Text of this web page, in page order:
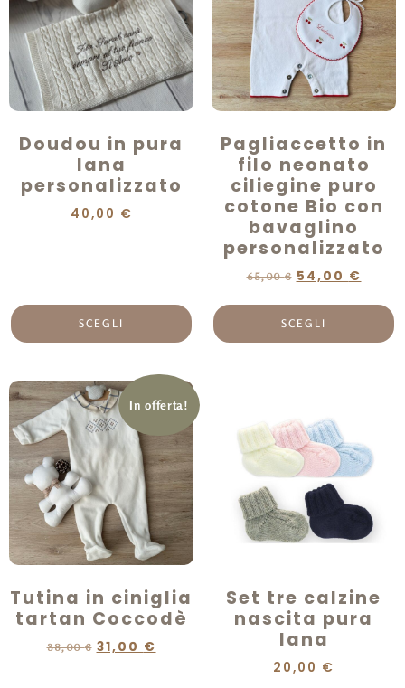
Doudou in pura
lana
personalizzato
40,00 €
SCEGLI
Pagliaccetto in
filo neonato
ciliegine puro
cotone Bio con
bavaglino
personalizzato
65,00€ 54,00 €
SCEGLI
In offerta!
Tutina in ciniglia
tartan Coccodè
38,00€ 31,00 €
Set tre calzine
nascita pura
lana
20,00 €